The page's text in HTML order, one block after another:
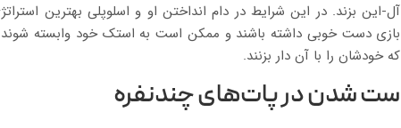
آل-این بزند. در این شرایط در دام انداختن او و اسلوپلی بهترین
بازی دست خوبی داشته باشند و ممکن است به استک خود وابسته شوند
که خودشان را با آن دار بزنند.
ست شدن در پات‌های چندنفره